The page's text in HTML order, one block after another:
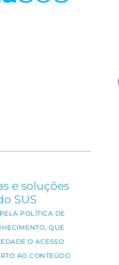
e soluções
SUS
POLÍTICA DE
QUE
O ACESSO
AO CONTEÚDO